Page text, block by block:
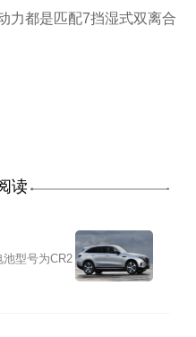
力都是匹配7挡湿式双离合
读
池型号为CR2